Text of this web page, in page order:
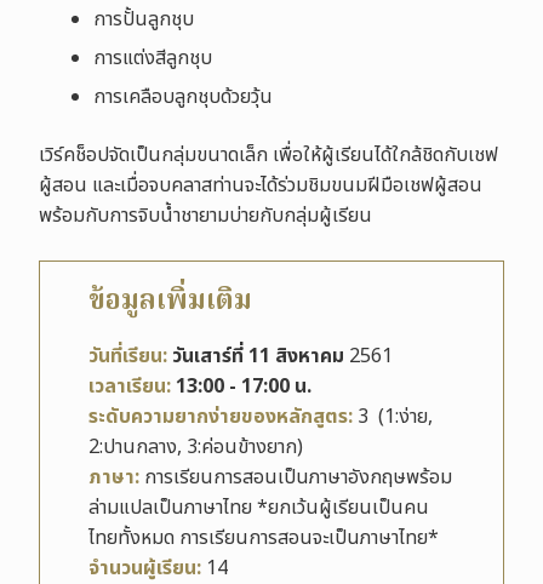
การปั้นลูกชุบ
การแต่งสีลูกชุบ
การเคลือบลูกชุบด้วยวุ้น
เวิร์คช็อปจัดเป็นกลุ่มขนาดเล็ก เพื่อให้ผู้เรียนได้ใกล้ชิดกับเชฟ
ผู้สอน และเมื่อจบคลาสท่านจะได้ร่วมชิมขนมฝีมือเชฟผู้สอน
พร้อมกับการจิบน้ำชายามบ่ายกับกลุ่มผู้เรียน
ข้อมูลเพิ่มเติม
วันที่เรียน: วันเสาร์ที่ 11 สิงหาคม 2561
เวลาเรียน: 13:00 - 17:00 น.
ระดับความยากง่ายของหลักสูตร: 3 (1:ง่าย,
2:ปานกลาง, 3:ค่อนข้างยาก)
ภาษา: การเรียนการสอนเป็นภาษาอังกฤษพร้อม
ล่ามแปลเป็นภาษาไทย *ยกเว้นผู้เรียนเป็นคน
ไทยทั้งหมด การเรียนการสอนจะเป็นภาษาไทย*
จำนวนผู้เรียน: 14